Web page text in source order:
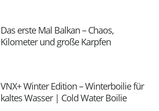
Das erste Mal Balkan – Chaos,
Kilometer und große Karpfen
VNX+ Winter Edition – Winterboilie für
kaltes Wasser | Cold Water Boilie